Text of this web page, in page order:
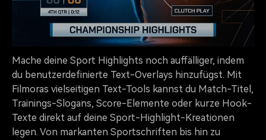
Mache deine Sport Highlights noch auffälliger, indem
du benutzerdefinierte Text-Overlays hinzufügst. Mit
Filmoras vielseitigen Text-Tools kannst du Match-Titel,
Trainings-Slogans, Score-Elemente oder kurze Hook-
Texte direkt auf deine Sport-Highlight-Kreationen
legen. Von markanten Sportschriften bis hin zu